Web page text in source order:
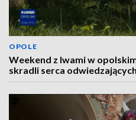
OPOLE
Weekend z lwami w
skradli serca odwiedzających